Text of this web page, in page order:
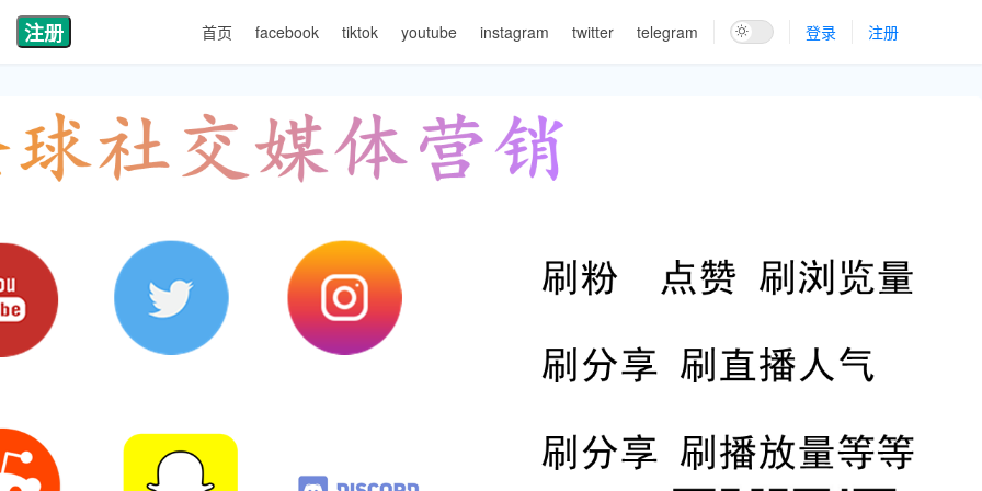
注册 首页 facebook tiktok youtube instagram twitter telegram 登录 注册